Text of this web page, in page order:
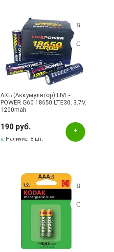
АКБ (Аккумулятор) LIVE-
POWER G60 18650 LTE30, 3.7V,
1200mah
190 руб.
Наличие: 8 шт.